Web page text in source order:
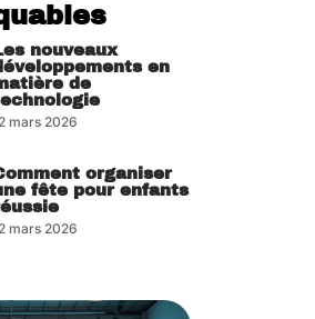
nouveaux
en
de
mars 2026
organiser
fête pour enfants
mars 2026